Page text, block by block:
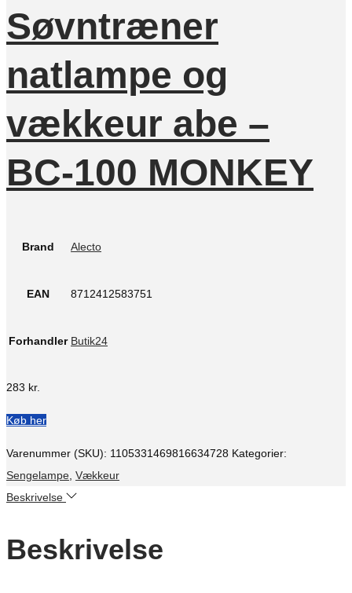
Søvntræner
natlampe og
vækkeur abe –
BC-100 MONKEY
Brand Alecto
EAN 8712412583751
Forhandler Butik24
283 kr.
Køb her
Varenummer (SKU): 1105331469816634728 Kategorier:
Sengelampe, Vækkeur
Beskrivelse
Beskrivelse